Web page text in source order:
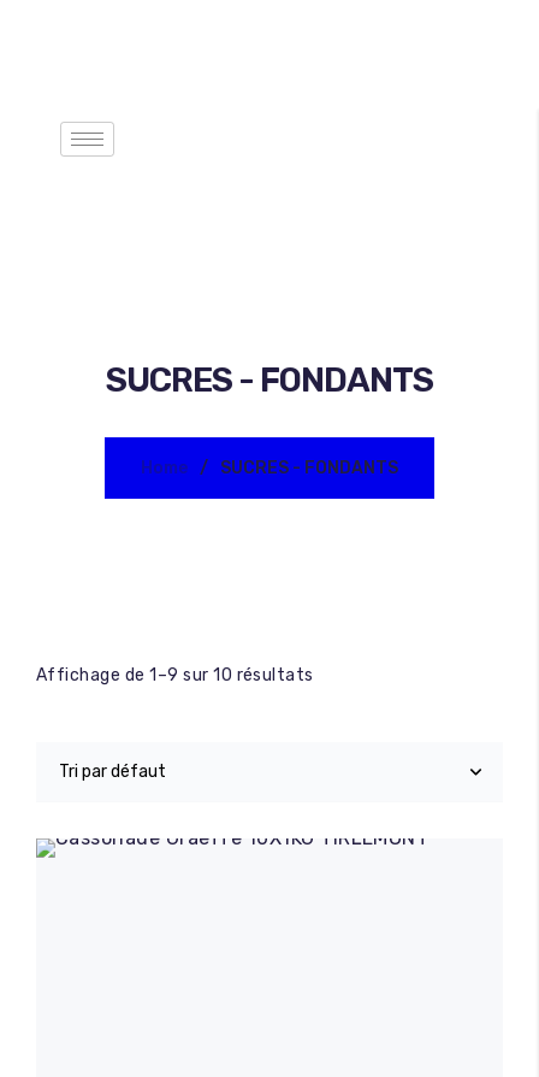
SUCRES - FONDANTS
Home SUCRES - FONDANTS
Affichage de 1–9 sur 10 résultats